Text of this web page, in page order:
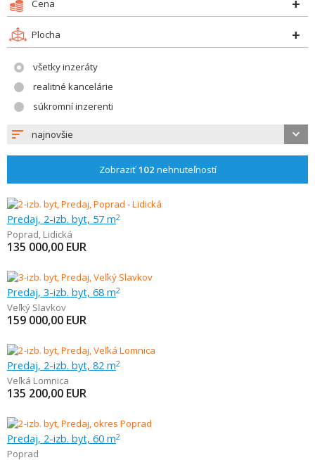
Cena
Plocha
všetky inzeráty
realitné kancelárie
súkromní inzerenti
najnovšie
Zobraziť102 nehnuteľností
Predaj, 2-izb. byt, 57 m2
Poprad, Lidická
135 000,00 EUR
Predaj, 3-izb. byt, 68 m2
Veľký Slavkov
159 000,00 EUR
Predaj, 2-izb. byt, 82 m2
Veľká Lomnica
135 200,00 EUR
Predaj, 2-izb. byt, 60 m2
Poprad